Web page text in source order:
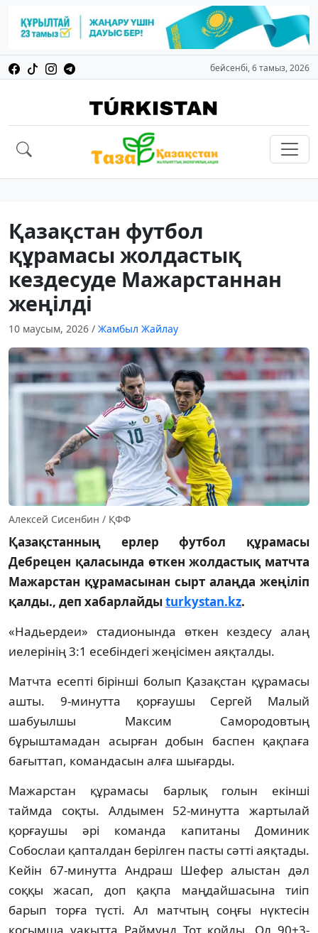
бейсенбі, 6 тамыз, 2026
Қазақстан футбол
құрамасы жолдастық
кездесуде Мажарстаннан
жеңілді
10 маусым, 2026 / Жамбыл Жайлау
Алексей Сисенбин / ҚФФ
Қазақстанның ерлер футбол құрамасы
Дебрецен қаласында өткен жолдастық матчта
Мажарстан құрамасынан сырт алаңда жеңіліп
қалды., деп хабарлайдыturkystan.kz.
«Надьердеи» стадионында өткен кездесу алаң
иелерінің 3:1 есебіндегі жеңісімен аяқталды.
Матчта есепті бірінші болып Қазақстан құрамасы
ашты. 9-минутта қорғаушы Сергей Малый
шабуылшы Максим Самородовтың
бұрыштамадан асырған добын баспен қақпаға
бағыттап, командасын алға шығарды.
Мажарстан құрамасы барлық голын екінші
таймда соқты. Алдымен 52-минутта жартылай
қорғаушы әрі команда капитаны Доминик
Собослаи қапталдан берілген пасты сәтті аяқтады.
Кейін 67-минутта Андраш Шефер алыстан дәл
соққы жасап, доп қақпа маңдайшасына тиіп
барып торға түсті. Ал матчтың соңғы нүктесін
қосымша уақытта Раймунд Тот қойды. Ол 90+3-